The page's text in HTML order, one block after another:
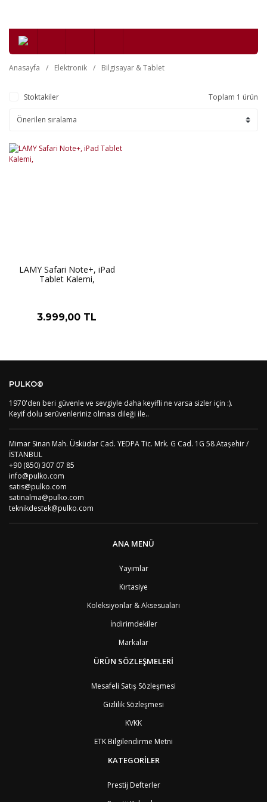
Anasayfa Elektronik Bilgisayar & Tablet
Stoktakiler Toplam 1 ürün
LAMY Safari Note+, iPad
Tablet Kalemi,
3.999,00 TL
PULKO©
1970'den beri güvenle ve sevgiyle daha keyifli ne varsa sizler için :).
Keyif dolu serüvenleriniz olması dileği ile..
Mimar Sinan Mah. Üsküdar Cad. YEDPA Tic. Mrk. G Cad. 1G 58 Ataşehir /
İSTANBUL
+90 (850) 307 07 85
info@pulko.com
satis@pulko.com
satinalma@pulko.com
teknikdestek@pulko.com
ANA MENÜ
Yayımlar
Kırtasiye
Koleksiyonlar & Aksesuaları
İndirimdekiler
Markalar
ÜRÜN SÖZLEŞMELERİ
Mesafeli Satış Sözleşmesi
Gizlilik Sözleşmesi
KVKK
ETK Bilgilendirme Metni
KATEGORİLER
Prestij Defterler